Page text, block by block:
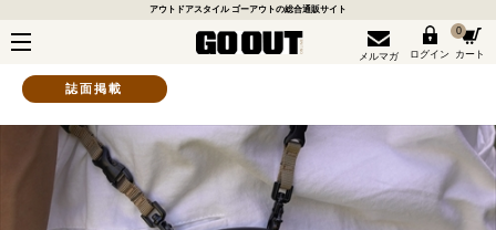
アウトドアスタイル ゴーアウトの総合通販サイト
メルマガ ログイン
0
カート
誌面掲載